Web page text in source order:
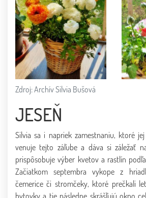
Zdroj: Archív Silvia Bušová
JESEŇ
Silvia sa i napriek zamestnaniu, ktoré
venuje tejto záľube a dáva si záležať
prispôsobuje výber kvetov a rastlín
Začiatkom septembra vykope z
čemerice či stromčeky, ktoré prečkali
bytovky a tie následne skrášľujú okno